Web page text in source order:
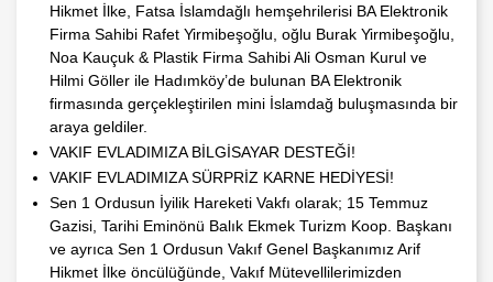
Hikmet İlke, Fatsa İslamdağlı hemşehrilerisi BA Elektronik
Firma Sahibi Rafet Yirmibeşoğlu, oğlu Burak Yirmibeşoğlu,
Noa Kauçuk & Plastik Firma Sahibi Ali Osman Kurul ve
Hilmi Göller ile Hadımköy’de bulunan BA Elektronik
firmasında gerçekleştirilen mini İslamdağ buluşmasında bir
araya geldiler.
VAKIF EVLADIMIZA BİLGİSAYAR DESTEĞİ!
VAKIF EVLADIMIZA SÜRPRİZ KARNE HEDİYESİ!
Sen 1 Ordusun İyilik Hareketi Vakfı olarak; 15 Temmuz
Gazisi, Tarihi Eminönü Balık Ekmek Turizm Koop. Başkanı
ve ayrıca Sen 1 Ordusun Vakıf Genel Başkanımız Arif
Hikmet İlke öncülüğünde, Vakıf Mütevellilerimizden